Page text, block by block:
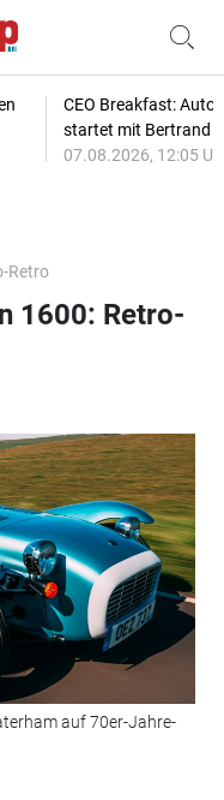
CEO Breakfast:
startet mit Bertrand
07.08.2026, 12:05
Retro
1600: Retro-
auf 70er-Jahre-